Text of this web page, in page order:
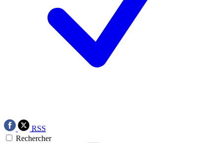
RSS
Rechercher